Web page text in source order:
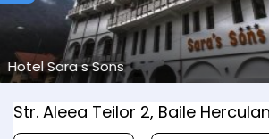
Hotel Sara s Sons
Str. Aleea Teilor 2, Baile